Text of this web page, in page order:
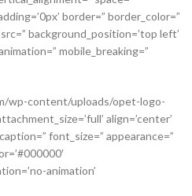
border=” border_color=”
background_position=’top left’
mobile_breaking=”
wp-content/uploads/opet-logo-
align=’center’
font_size=” appearance=”
animation’